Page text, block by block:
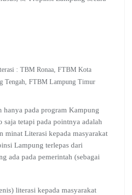
: TBM Ronaa, FTBM Kota
Tengah, FTBM Lampung Timur
hanya pada program Kampung
tetapi pada pointnya adalah
minat Literasi kepada masyarakat
Lampung terlepas dari
ada pada pemerintah (sebagai
literasi kepada masyarakat